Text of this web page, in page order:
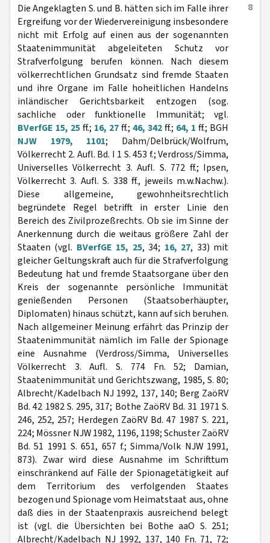
8
Die Angeklagten S. und B. hätten sich im Falle ihrer
Ergreifung vor der Wiedervereinigung insbesondere
nicht mit Erfolg auf einen aus der sogenannten
Staatenimmunität abgeleiteten Schutz vor
Strafverfolgung berufen können. Nach diesem
völkerrechtlichen Grundsatz sind fremde Staaten
und ihre Organe im Falle hoheitlichen Handelns
inländischer Gerichtsbarkeit entzogen (sog.
sachliche oder funktionelle Immunität; vgl.
BVerfGE 15, 25ff.; 16, 27ff.; 46, 342ff.; 64, 1 ff.; BGH
NJW 1979, 1101; Dahm/Delbrück/Wolfrum,
Völkerrecht 2. Aufl. Bd. I 1 S. 453 f.; Verdross/Simma,
Universelles Völkerrecht 3. Aufl. S. 772 ff.; Ipsen,
Völkerrecht 3. Aufl. S. 338 ff., jeweils m.w.Nachw.).
Diese allgemeine, gewohnheitsrechtlich
begründete Regel betrifft in erster Linie den
Bereich des Zivilprozeßrechts. Ob sie im Sinne der
Anerkennung durch die weitaus größere Zahl der
Staaten (vgl. BVerfGE 15, 25, 34; 16, 27, 33) mit
gleicher Geltungskraft auch für die Strafverfolgung
Bedeutung hat und fremde Staatsorgane über den
Kreis der sogenannte persönliche Immunität
genießenden Personen (Staatsoberhäupter,
Diplomaten) hinaus schützt, kann auf sich beruhen.
Nach allgemeiner Meinung erfährt das Prinzip der
Staatenimmunität nämlich im Falle der Spionage
eine Ausnahme (Verdross/Simma, Universelles
Völkerrecht 3. Aufl. S. 774 Fn. 52; Damian,
Staatenimmunität und Gerichtszwang, 1985, S. 80;
Albrecht/Kadelbach NJ 1992, 137, 140; Berg ZaöRV
Bd. 42 1982 S. 295, 317; Bothe ZaöRV Bd. 31 1971 S.
246, 252, 257; Herdegen ZaöRV Bd. 47 1987 S. 221,
224; Mössner NJW 1982, 1196, 1198; Schuster ZaöRV
Bd. 51 1991 S. 651, 657 f.; Simma/Volk NJW 1991,
873). Zwar wird diese Ausnahme im Schrifttum
einschränkend auf Fälle der Spionagetätigkeit auf
dem Territorium des verfolgenden Staates
bezogen und Spionage vom Heimatstaat aus, ohne
daß dies in der Staatenpraxis ausreichend belegt
ist (vgl. die Übersichten bei Bothe aaO S. 251;
Albrecht/Kadelbach NJ 1992, 137, 140 Fn. 71, 72;